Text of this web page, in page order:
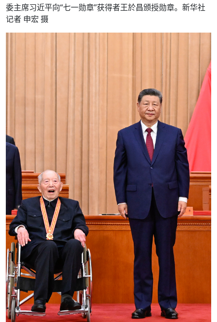
委主席习近平向“七一勋章”获得者王於昌颁授勋章。新华社
记者 申宏 摄